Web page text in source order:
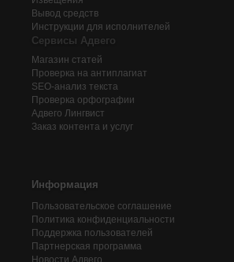
Вывод средств
Инструкции для исполнителей
Сервисы Адвего
Магазин статей
Проверка на антиплагиат
SEO-анализ текста
Проверка орфографии
Адвего Лингвист
Заказ контента и услуг
Информация
Пользовательское соглашение
Политика конфиденциальности
Поддержка пользователей
Партнерская программа
Новости Адвего